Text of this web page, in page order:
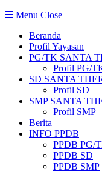
Menu Close
Beranda
Profil Yayasan
PG/TK SANTA
Profil PG/
SD SANTA
Profil SD
SMP SANTA
Profil SMP
Berita
INFO PPDB
PPDB PG/
PPDB SD
PPDB SMP